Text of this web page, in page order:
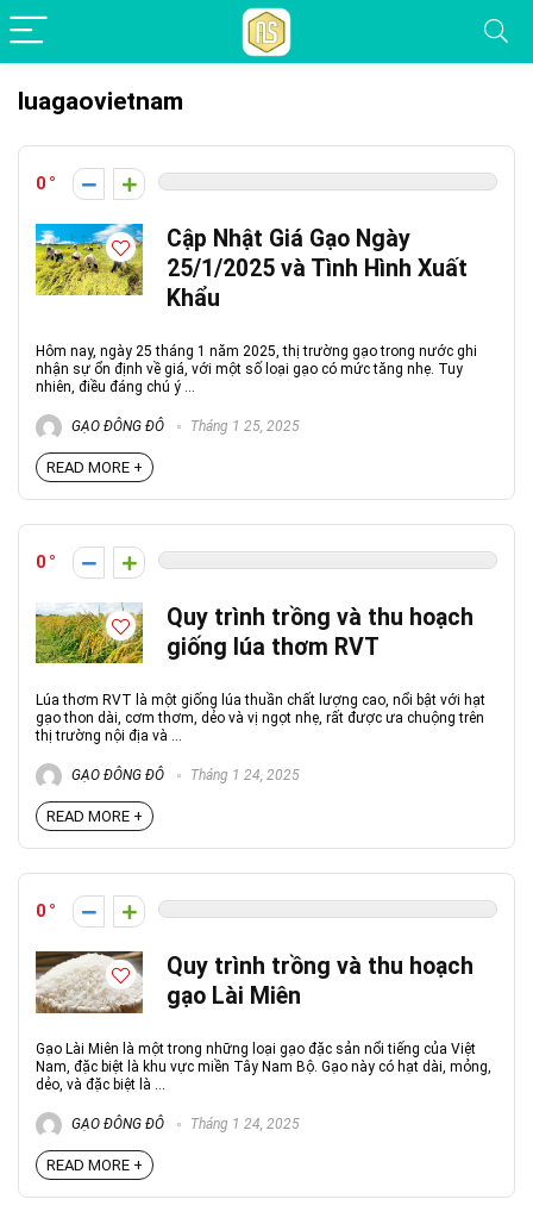
luagaovietnam
0
Cập Nhật Giá Gạo Ngày
25/1/2025 và Tình Hình Xuất
Khẩu
Hôm nay, ngày 25 tháng 1 năm 2025, thị trường gạo trong nước ghi
nhận sự ổn định về giá, với một số loại gạo có mức tăng nhẹ. Tuy
nhiên, điều đáng chú ý ...
GẠO ĐÔNG ĐÔ Tháng 1 25, 2025
READ MORE +
0
Quy trình trồng và thu hoạch
giống lúa thơm RVT
Lúa thơm RVT là một giống lúa thuần chất lượng cao, nổi bật với hạt
gạo thon dài, cơm thơm, dẻo và vị ngọt nhẹ, rất được ưa chuộng trên
thị trường nội địa và ...
GẠO ĐÔNG ĐÔ Tháng 1 24, 2025
READ MORE +
0
Quy trình trồng và thu hoạch
gạo Lài Miên
Gạo Lài Miên là một trong những loại gạo đặc sản nổi tiếng của Việt
Nam, đặc biệt là khu vực miền Tây Nam Bộ. Gạo này có hạt dài, mỏng,
dẻo, và đặc biệt là ...
GẠO ĐÔNG ĐÔ Tháng 1 24, 2025
READ MORE +